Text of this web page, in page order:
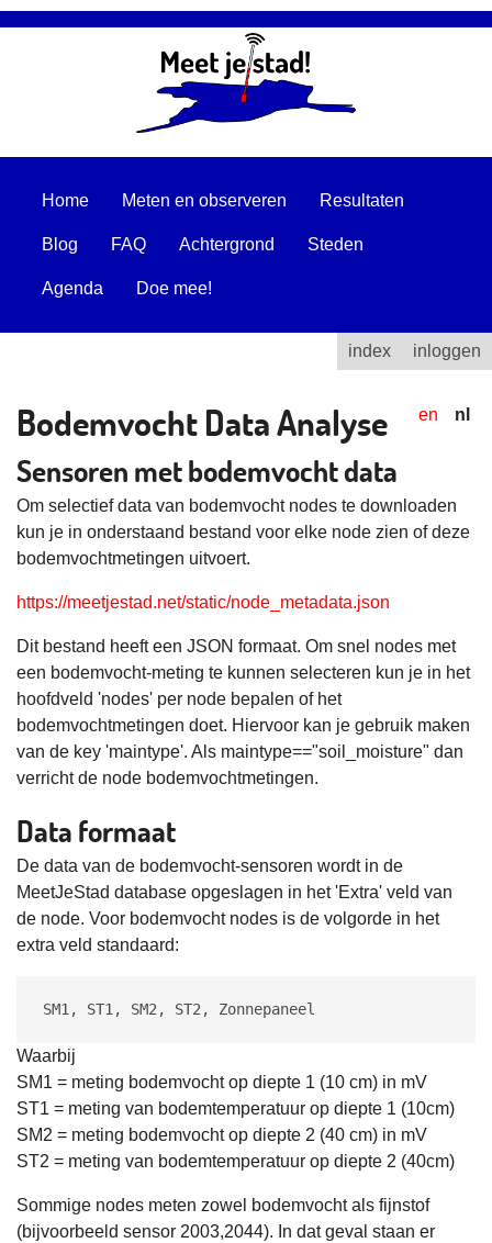
Home Meten en observeren Resultaten
Blog FAQ Achtergrond Steden
Agenda Doe mee!
index inloggen
Bodemvocht Data Analyse en nl
Sensoren met bodemvocht data
Om selectief data van bodemvocht nodes te downloaden
kun je in onderstaand bestand voor elke node zien of deze
bodemvochtmetingen uitvoert.
https://meetjestad.net/static/node_metadata.json
Dit bestand heeft een JSON formaat. Om snel nodes met
een bodemvocht-meting te kunnen selecteren kun je in het
hoofdveld 'nodes' per node bepalen of het
bodemvochtmetingen doet. Hiervoor kan je gebruik maken
van de key 'maintype'. Als maintype=="soil_moisture" dan
verricht de node bodemvochtmetingen.
Data formaat
De data van de bodemvocht-sensoren wordt in de
MeetJeStad database opgeslagen in het 'Extra' veld van
de node. Voor bodemvocht nodes is de volgorde in het
extra veld standaard:
Waarbij
SM1 = meting bodemvocht op diepte 1 (10 cm) in mV
ST1 = meting van bodemtemperatuur op diepte 1 (10cm)
SM2 = meting bodemvocht op diepte 2 (40 cm) in mV
ST2 = meting van bodemtemperatuur op diepte 2 (40cm)
Sommige nodes meten zowel bodemvocht als fijnstof
(bijvoorbeeld sensor 2003,2044). In dat geval staan er